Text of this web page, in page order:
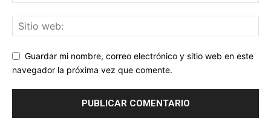
Guardar mi nombre, correo electrónico y sitio web en este
navegador la próxima vez que comente.